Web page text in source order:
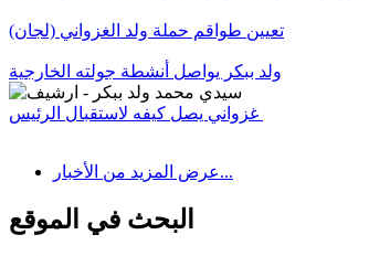
تعيين طواقم حملة ولد الغزواني (لجان)
ولد ببكر يواصل أنشطة جولته الخارجية
عرض المزيد من الأخبار...
البحث في الموقع